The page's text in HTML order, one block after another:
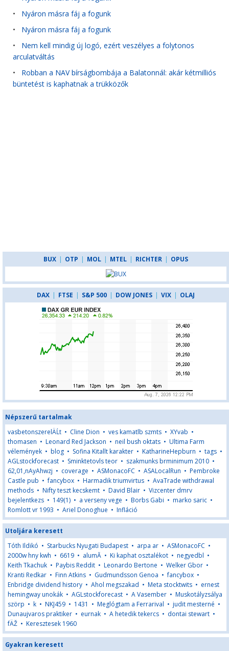
• Nyáron másra fáj a fogunk
• Nyáron másra fáj a fogunk
• Nem kell mindig új logó, ezért veszélyes a folytonos
arculatváltás
• Robban a NAV bírságbombája a Balatonnál: akár kétmilliós
büntetést is kaphatnak a trükközők
BUX | OTP | MOL | MTEL | RICHTER | OPUS
DAX | FTSE | S&P 500 | DOW JONES | VIX | OLAJ
Népszerű tartalmak
vasbetonszerelÄĹt • Cline Dion • ves kamatlb szmts • XYvab •
thomasen • Leonard Red Jackson • neil bush oktats • Ultima Farm
vélemények • blog • Sofina Kitallt karakter • KatharineHepburn • tags •
AGLstockforecast • Sminktetovls teor • szakmunks brminimum 2010 •
62,01,nAyAhwzj • coverage • ASMonacoFC • ASALocalRun • Pembroke
Castle pub •fancybox • Harmadik triumvirtus • AvaTrade withdrawal
methods • Nifty teszt kecskemt • David Blair • Vizcenter dmrv
bejelentkezs • 149(1) • a verseny vege • Borbs Gabi • marko saric •
Romlott vr 1993 • Ariel Donoghue • Infláció
Utoljára keresett
Tóth Ildikó • Starbucks Nyugati Budapest • arpa ar • ASMonacoFC •
2000w hny kwh • 6619 • alumĂ • Ki kaphat osztalékot • negyedbl •
Keith Tkachuk • Paybis Reddit • Leonardo Bertone • Welker Gbor •
Kranti Redkar • Finn Atkins • Gudmundsson Genoa •fancybox •
Enbridge dividend history • Ahol megszakad • Meta stocktwits • ernest
hemingway unokák • AGLstockforecast • A Vasember • Muskotályzsálya
szörp • k • NKJ459 • 1431 • Meglógtam a Ferrarival • judit mesterné •
Dunaujvaros praktiker • eurnak • A hetedik tekercs • dontai stewart •
fÄŽ • Keresztesek 1960
Gyakran keresett